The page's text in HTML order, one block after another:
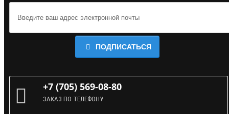
ПОДПИСАТЬСЯ
+7 (705) 569-08-80
ЗАКАЗ ПО ТЕЛЕФОНУ